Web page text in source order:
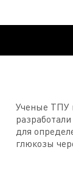
Ученые ТПУ
для
глюкозы